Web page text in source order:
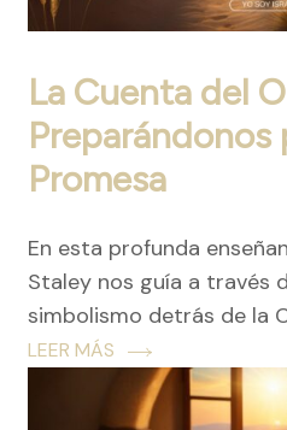
La Cuenta del
Preparándonos
Promesa
En esta profunda
Staley nos guía a través
simbolismo detrás de la
LEER MÁS